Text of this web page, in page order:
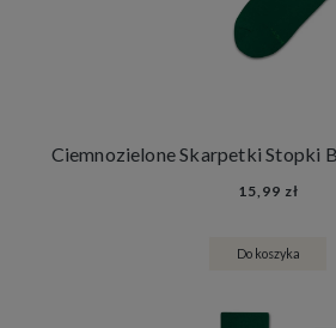
Ciemnozielone Skarpetki Stopki
15,99 zł
Do koszyka